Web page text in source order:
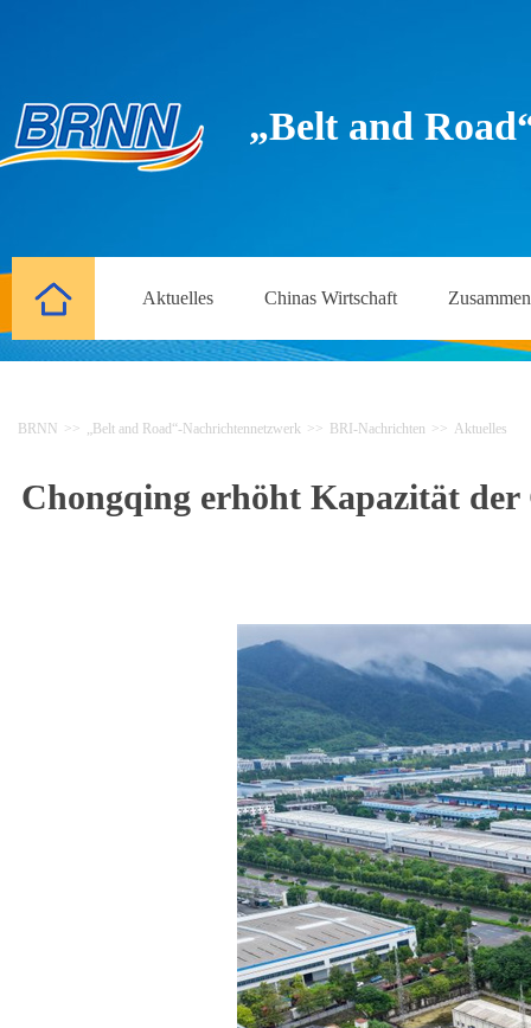
„Belt and
Aktuelles Chinas Wirtschaft
BRNN >> „Belt and Road“-Nachrichtennetzwerk >> BRI-Nachrichten >> Aktuelles
Chongqing erhöht Kapazität